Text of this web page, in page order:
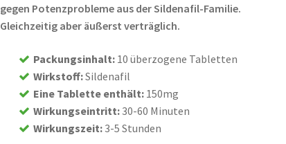
gegen Potenzprobleme aus der Sildenafil-Familie.
Gleichzeitig aber äußerst verträglich.
Packungsinhalt: 10 überzogene Tabletten
Wirkstoff:Sildenafil
Eine Tablette enthält: 150mg
Wirkungseintritt:30-60 Minuten
Wirkungszeit:3-5 Stunden